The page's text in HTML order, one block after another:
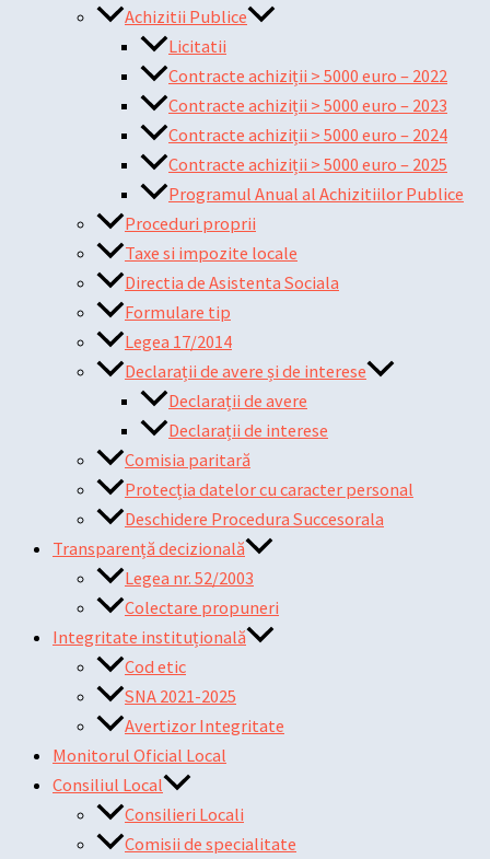
Achizitii Publice
Licitatii
Contracte achiziții > 5000 euro – 2022
Contracte achiziții > 5000 euro – 2023
Contracte achiziții > 5000 euro – 2024
Contracte achiziții > 5000 euro – 2025
Programul Anual al Achizitiilor Publice
Proceduri proprii
Taxe si impozite locale
Directia de Asistenta Sociala
Formulare tip
Legea 17/2014
Declarații de avere și de interese
Declarații de avere
Declarații de interese
Comisia paritară
Protecția datelor cu caracter personal
Deschidere Procedura Succesorala
Transparență decizională
Legea nr. 52/2003
Colectare propuneri
Integritate instituțională
Cod etic
SNA 2021-2025
Avertizor Integritate
Monitorul Oficial Local
Consiliul Local
Consilieri Locali
Comisii de specialitate